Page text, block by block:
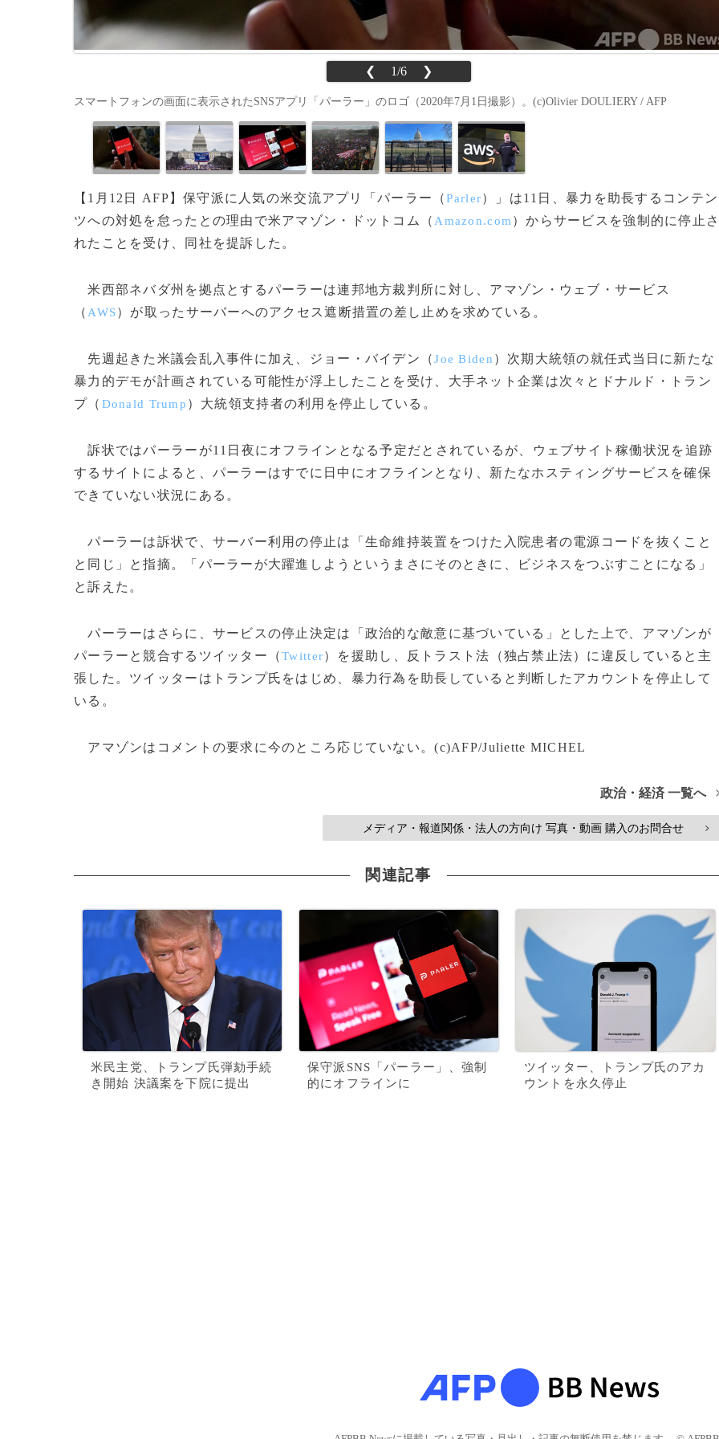
❮ 1/6 ❯
スマートフォンの画面に表示されたSNSアプリ「パーラー」のロゴ（2020年7月1日撮影）。(c)Olivier DOULIERY / AFP
【1月12日 AFP】保守派に人気の米交流アプリ「パーラー（Parler）」は11日、暴力を助長するコンテン
ツへの対処を怠ったとの理由で米アマゾン・ドットコム（ Amazon.com ）からサービスを強制的に停止
れたことを受け、同社を提訴した。
米西部ネバダ州を拠点とするパーラーは連邦地方裁判所に対し、アマゾン・ウェブ・サービス
（ AWS）が取ったサーバーへのアクセス遮断措置の差し止めを求めている。
先週起きた米議会乱入事件に加え、ジョー・バイデン（Joe Biden ）次期大統領の就任式当日に新たな
暴力的デモが計画されている可能性が浮上したことを受け、大手ネット企業は次々とドナルド・トラン
プ（ Donald Trump ）大統領支持者の利用を停止している。
訴状ではパーラーが11日夜にオフラインとなる予定だとされているが、ウェブサイト稼働状況を追跡
するサイトによると、パーラーはすでに日中にオフラインとなり、新たなホスティングサービスを確保
できていない状況にある。
パーラーは訴状で、サーバー利用の停止は「生命維持装置をつけた入院患者の電源コードを抜くこと
と同じ」と指摘。「パーラーが大躍進しようというまさにそのときに、ビジネスをつぶすことになる」
と訴えた。
パーラーはさらに、サービスの停止決定は「政治的な敵意に基づいている」とした上で、アマゾンが
パーラーと競合するツイッター（Twitter）を援助し、反トラスト法（独占禁止法）に違反していると主
張した。ツイッターはトランプ氏をはじめ、暴力行為を助長していると判断したアカウントを停止して
いる。
アマゾンはコメントの要求に今のところ応じていない。(c)AFP/Juliette MICHEL
政治・経済 一覧へ
メディア・報道関係・法人の方向け 写真・動画 購入のお問合せ >
関連記事
米民主党、トランプ氏弾劾手続
き開始 決議案を下院に提出
保守派SNS「パーラー」、強制
的にオフラインに
ツイッター、トランプ氏のアカ
ウントを永久停止